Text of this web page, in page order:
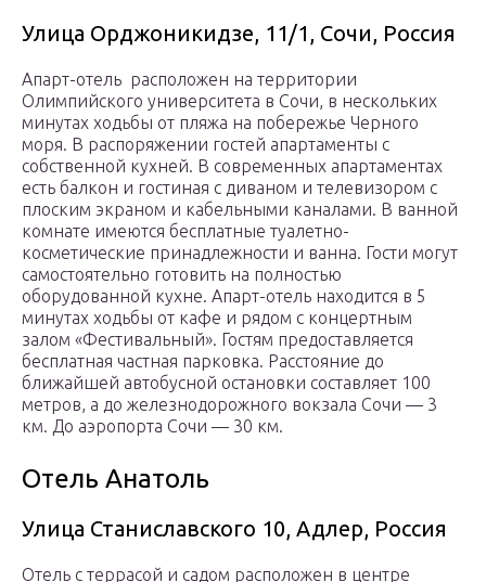
Улица Орджоникидзе, 11/1, Сочи, Россия
Апарт-отель расположен на территории
Олимпийского университета в Сочи, в нескольких
минутах ходьбы от пляжа на побережье Черного
моря. В распоряжении гостей апартаменты с
собственной кухней. В современных апартаментах
есть балкон и гостиная с диваном и телевизором с
плоским экраном и кабельными каналами. В ванной
комнате имеются бесплатные туалетно-
косметические принадлежности и ванна. Гости могут
самостоятельно готовить на полностью
оборудованной кухне. Апарт-отель находится в 5
минутах ходьбы от кафе и рядом с концертным
залом «Фестивальный». Гостям предоставляется
бесплатная частная парковка. Расстояние до
ближайшей автобусной остановки составляет 100
метров, а до железнодорожного вокзала Сочи — 3
км. До аэропорта Сочи — 30 км.
Отель Анатоль
Улица Станиславского 10, Адлер, Россия
Отель с террасой и садом расположен в центре